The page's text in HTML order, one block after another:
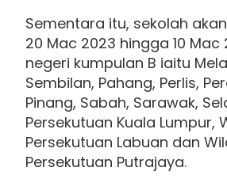
Sementara itu, sekolah
20 Mac 2023 hingga 10 Mac
negeri kumpulan B iaitu
Sembilan, Pahang, Perlis,
Pinang, Sabah, Sarawak,
Persekutuan Kuala Lumpur,
Persekutuan Labuan dan
Persekutuan Putrajaya.